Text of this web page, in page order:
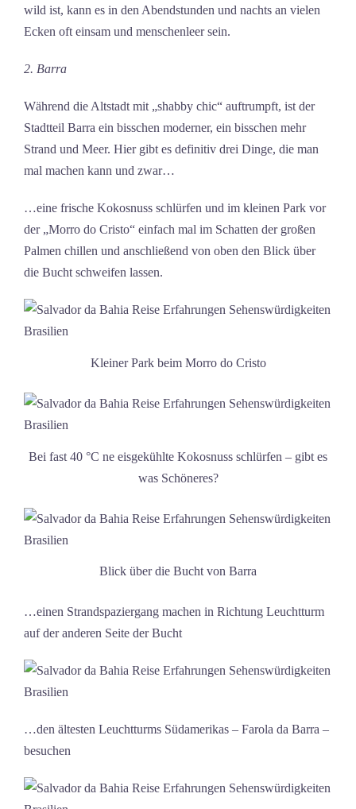
wild ist, kann es in den Abendstunden und nachts an vielen
Ecken oft einsam und menschenleer sein.
2. Barra
Während die Altstadt mit „shabby chic“ auftrumpft, ist der
Stadtteil Barra ein bisschen moderner, ein bisschen mehr
Strand und Meer. Hier gibt es definitiv drei Dinge, die man
mal machen kann und zwar…
…eine frische Kokosnuss schlürfen und im kleinen Park vor
der „Morro do Cristo“ einfach mal im Schatten der großen
Palmen chillen und anschließend von oben den Blick über
die Bucht schweifen lassen.
Kleiner Park beim Morro do Cristo
Bei fast 40 °C ne eisgekühlte Kokosnuss schlürfen – gibt es
was Schöneres?
Blick über die Bucht von Barra
…einen Strandspaziergang machen in Richtung Leuchtturm
auf der anderen Seite der Bucht
…den ältesten Leuchtturms Südamerikas – Farola da Barra –
besuchen